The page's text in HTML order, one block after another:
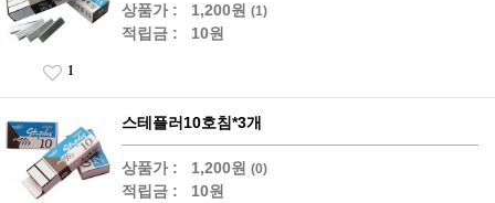
상품가 : 1,200원 (1)
적립금 : 10원
1
스테플러10호침*3개
상품가 : 1,200원 (0)
적립금 : 10원